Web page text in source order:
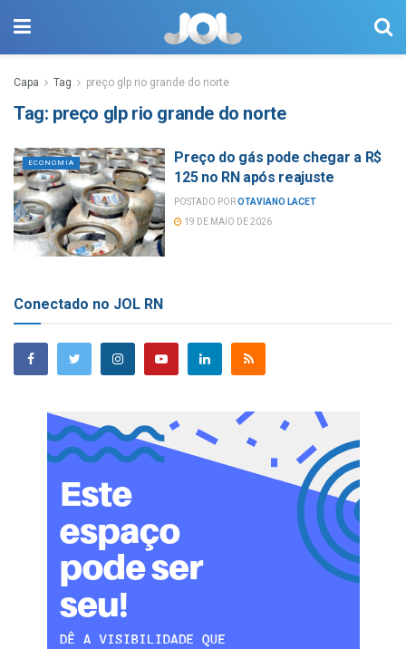
Capa Tag preço glp rio grande do norte
Tag: preço glp rio grande do norte
ECONOMIA
Preço do gás pode chegar a R$
125 no RN após reajuste
POSTADO POROTAVIANO LACET
19 DE MAIO DE 2026
Conectado no JOL RN